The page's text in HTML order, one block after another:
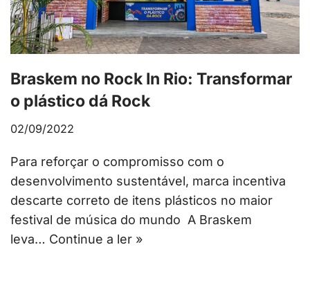
Braskem no Rock In Rio: Transformar
o plástico dá Rock
02/09/2022
Para reforçar o compromisso com o
desenvolvimento sustentável, marca incentiva
descarte correto de itens plásticos no maior
festival de música do mundo A Braskem
leva… Continue a ler »